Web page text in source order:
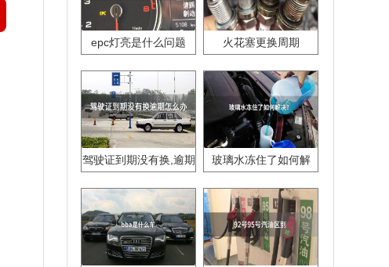
epc灯亮是什么问题 火花塞更换周期
驾驶证到期没有换,逾期
玻璃水冻住了如何解